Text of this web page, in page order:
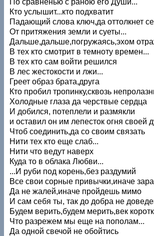
Кто услышит...кто подхватит
Падающий слова ключ,да оттолкнет
От притяжения земли и суеты...
Дальше,дальше,погружаясь,эхом
В тех кто смотрит в темноту времен...
В тех кто сам войти решился
В лес жестокости и лжи...
Греет образ брата,друга
Кто пробил тропинку,сквозь
Холодные глаза да черствые сердца
И добился, потеплели и размякли
и оставил он им лепесток огня своей
Чтоб соединить,да со своим связать
Нити тех кто еще слаб...
Нити что ведут наверх
Куда то в облака Любви...
...И руби под корень,без раздумий
Все свои сорные привычки,иначе
Да не жалей,иначе пройдешь мимо
И сам себя ты, так до добра не
Будем верить,будем мерить,век
Что разрежем мы еще на пополам...
Да одной свечой не обойтись